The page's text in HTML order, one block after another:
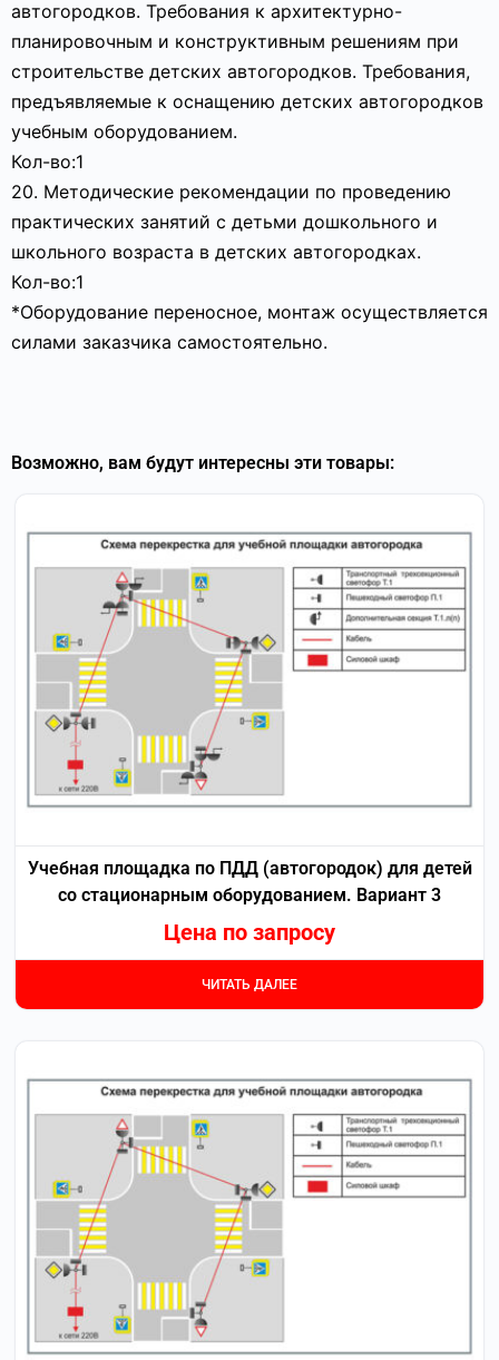
автогородков. Требования к архитектурно-
планировочным и конструктивным решениям при
строительстве детских автогородков. Требования,
предъявляемые к оснащению детских автогородков
учебным оборудованием.
Кол-во:1
20. Методические рекомендации по проведению
практических занятий с детьми дошкольного и
школьного возраста в детских автогородках.
Кол-во:1
*Оборудование переносное, монтаж осуществляется
силами заказчика самостоятельно.
Возможно, вам будут интересны эти товары:
Учебная площадка по ПДД (автогородок) для детей
со стационарным оборудованием. Вариант 3
Цена по запросу
ЧИТАТЬ ДАЛЕЕ